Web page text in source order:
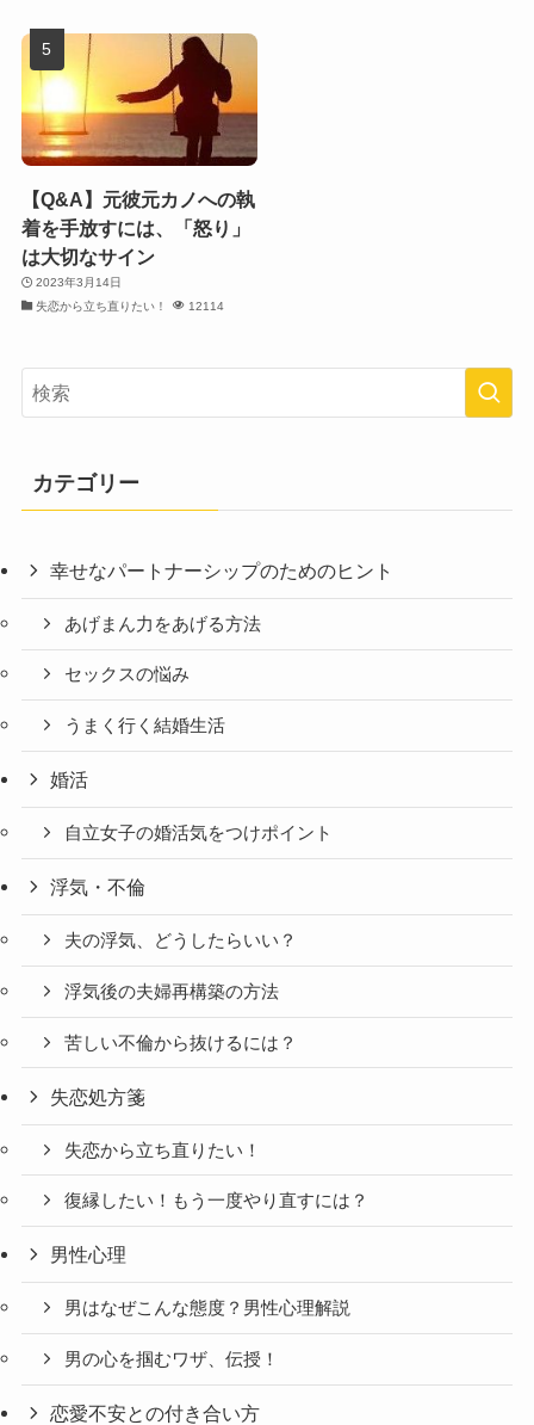
【Q&A】元彼元カノへの執
着を手放すには、「怒り」
は大切なサイン
2023年3月14日
失恋から立ち直りたい！
12114
カテゴリー
幸せなパートナーシップのためのヒント
あげまん力をあげる方法
セックスの悩み
うまく行く結婚生活
婚活
自立女子の婚活気をつけポイント
浮気・不倫
夫の浮気、どうしたらいい？
浮気後の夫婦再構築の方法
苦しい不倫から抜けるには？
失恋処方箋
失恋から立ち直りたい！
復縁したい！もう一度やり直すには？
男性心理
男はなぜこんな態度？男性心理解説
男の心を掴むワザ、伝授！
恋愛不安との付き合い方